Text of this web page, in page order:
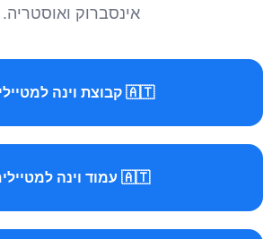
אינסברוק ואוסטריה.
🇦🇹 קבוצת וינה למטיילים
🇦🇹 עמוד וינה למטיילים